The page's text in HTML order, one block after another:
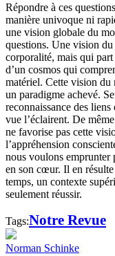
Répondre à ces
manière univoque ni
une vision globale du
questions. Une vision du
corporalité, mais qui
d’un cosmos qui
matériel. Cette vision du
un paradigme achevé.
reconnaissance des
vue l’éclairent. De
ne favorise pas cette
l’appréhension
nous voulons emprunter
en son cœur. Il en
temps, un contexte
seulement réussir.
Tags:Notre Revue
Norman Schinke